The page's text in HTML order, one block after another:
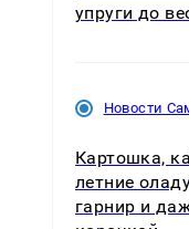
упруги до
Новости
Картошка,
летние
гарнир и